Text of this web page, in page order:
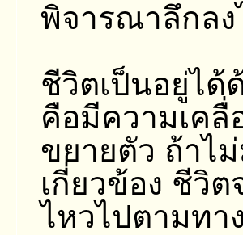
พิจารณาลึกล
ชีวิตเป็นอยู่ได้
คือมีความเคลื่
ขยายตัว ถ้าไ
เกี่ยวข้อง ชีวิต
ไหวไปตามทา